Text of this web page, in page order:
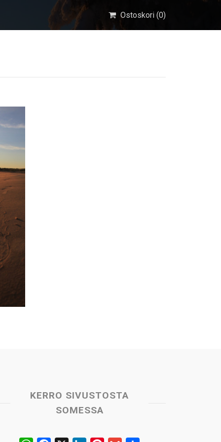
Ostoskori (0)
KERRO SIVUSTOSTA
SOMESSA